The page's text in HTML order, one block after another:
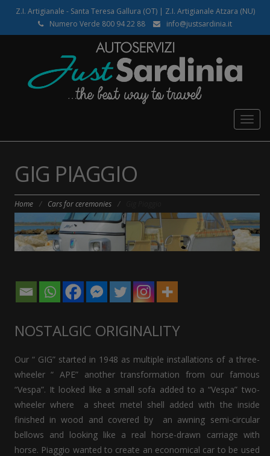
Z.I. Artigianale - Santa Teresa Gallura (OT) | Z.I. Artigianale Atzara (NU)
Numero Verde 800 94 22 88
info@justsardinia.it
GIG PIAGGIO
Home / Cars for ceremonies /
NOSTALGIC ORIGINALITY
Our “ GIG” started in 1948 as multiple installations of a three-
wheeler “ APE” another transformation from our famous
“Vespa”. It looked like a small sofa added to a “Vespa” two-
wheeler where a sheet metel shell added with the inside
finished in wood and covered by an awning semi-circular
bellows and looking like a real horse-drawn carriage with
horse. Piaggio wanted to create an economical car to be used